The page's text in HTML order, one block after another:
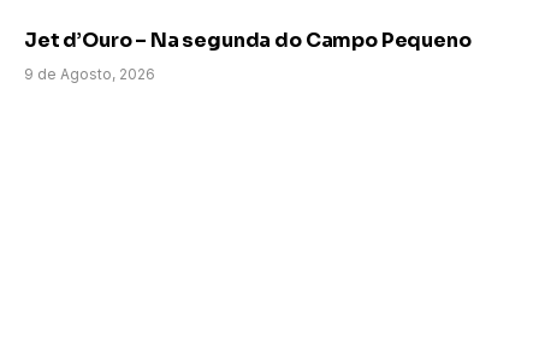
Jet d’Ouro – Na segunda do Campo Pequeno
9 de Agosto, 2026